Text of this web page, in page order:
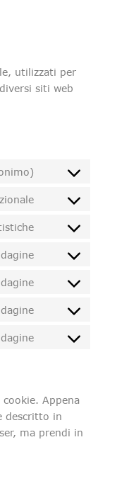
utilizzati per
siti web
Appena
descritto in
ma prendi in